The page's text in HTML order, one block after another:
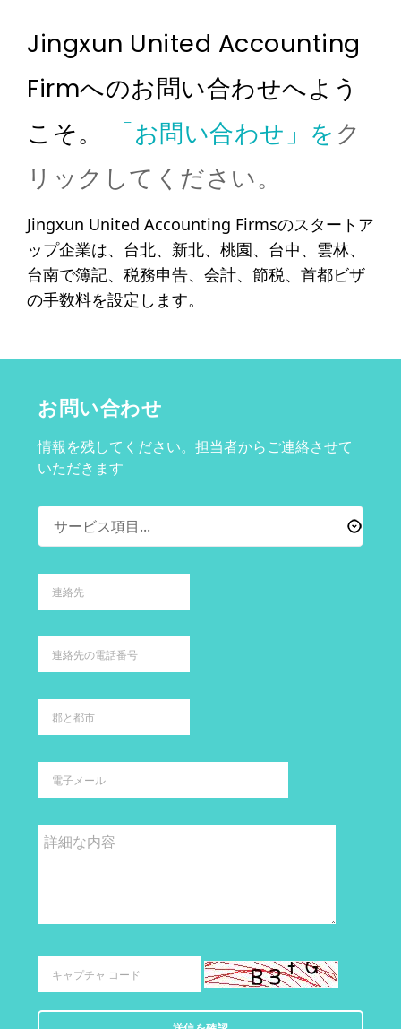
Jingxun United Accounting
Firmへのお問い合わせへよう
こそ。
「お問い合わせ」をク
リックしてください。
Jingxun United Accounting Firmsのスタートア
ップ企業は、台北、新北、桃園、台中、雲林、
台南で簿記、税務申告、会計、節税、首都ビザ
の手数料を設定します。
お問い合わせ
情報を残してください。担当者からご連絡させて
いただきます